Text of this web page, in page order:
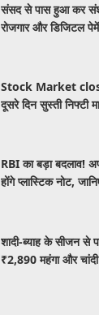
संसद से पास हुआ कर
रोजगार और डिजिटल
Stock Market
दूसरे दिन सुस्ती निफ्टी
RBI का बड़ा बदलाव!
होंगे प्लास्टिक नोट,
शादी-ब्याह के सीजन से
₹2,890 महंगा और